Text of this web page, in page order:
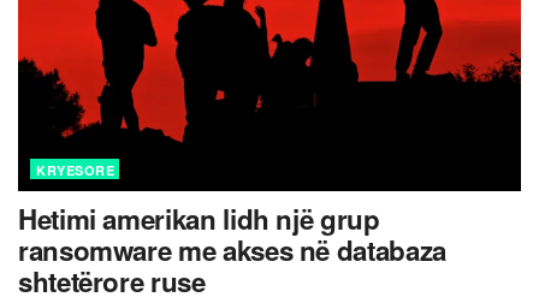
KRYESORE
Hetimi amerikan lidh një grup
ransomware me akses në databaza
shtetërore ruse